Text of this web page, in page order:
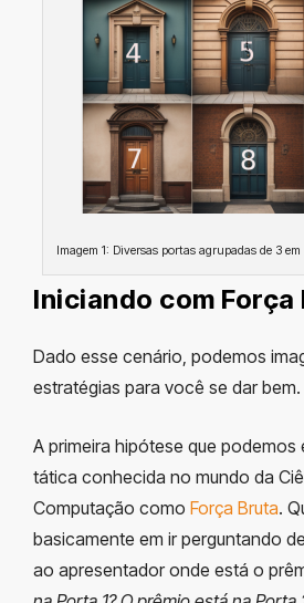
Imagem 1: Diversas portas agrupadas de 3
Iniciando com Força
Dado esse cenário, podemos
estratégias para você se dar bem.
A primeira hipótese que podemos
tática conhecida no mundo da
Computação como Força Bruta.
basicamente em ir perguntando
ao apresentador onde está o